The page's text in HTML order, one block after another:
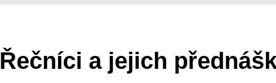
Řečníci a jejich